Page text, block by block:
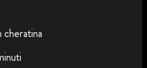
cheratina